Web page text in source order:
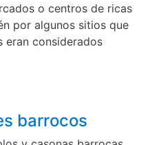
o centros de ricas
por algunos sitios que
eran considerados
barrocos